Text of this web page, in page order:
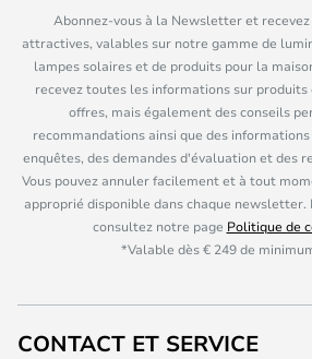
Abonnez-vous à la Newsletter et
attractives, valables sur notre gamme de
lampes solaires et de produits pour la
recevez toutes les informations sur
offres, mais également des conseils
recommandations ainsi que des
enquêtes, des demandes d'évaluation et des
Vous pouvez annuler facilement et à tout
approprié disponible dans chaque
consultez notre page Politique de
*Valable dès € 249 de
CONTACT ET SERVICE